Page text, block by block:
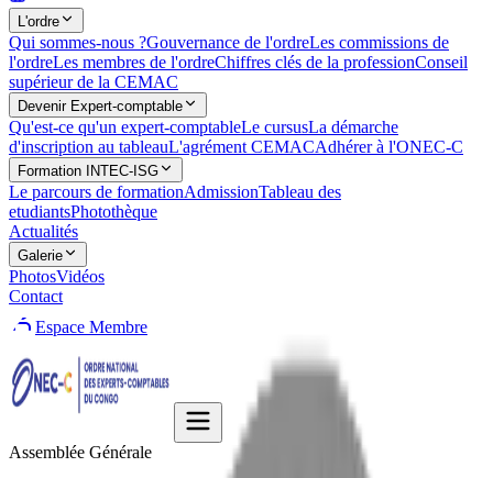
L'ordre
Qui sommes-nous ?Gouvernance de l'ordreLes commissions de
l'ordreLes membres de l'ordreChiffres clés de la professionConseil
supérieur de la CEMAC
Devenir Expert-comptable
Qu'est-ce qu'un expert-comptableLe cursusLa démarche
d'inscription au tableauL'agrément CEMACAdhérer à l'ONEC-C
Formation INTEC-ISG
Le parcours de formationAdmissionTableau des
etudiantsPhotothèque
Actualités
Galerie
PhotosVidéos
Contact
Espace Membre
Assemblée Générale